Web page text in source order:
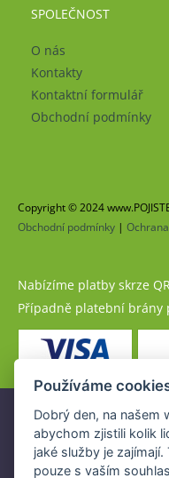
SPOLEČNOST
O nás
Kontakty
Kontaktní formulář
Obchodní podmínky
Copyright © 2024
Obchodní podmínky |
Nabízíme platby skrze
Případně platební brány
Pojistné
www.POJISTENI.cz,
Používáme
Dobrý den, na našem
abychom zjistili kolik
jaké služby je
pouze s vaším